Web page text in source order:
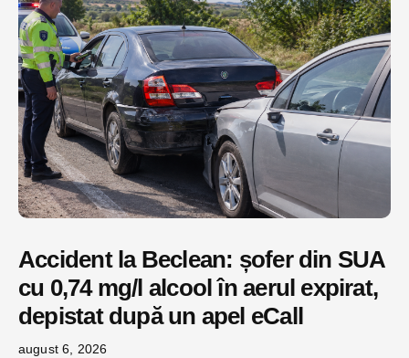
Accident la Beclean: șofer din SUA
cu 0,74 mg/l alcool în aerul expirat,
depistat după un apel eCall
august 6, 2026